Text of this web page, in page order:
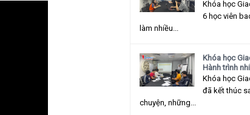
Khóa học
6 học viên
làm nhiều...
Khóa học
Hành trình
Khóa học
đã kết thúc
chuyện, những...